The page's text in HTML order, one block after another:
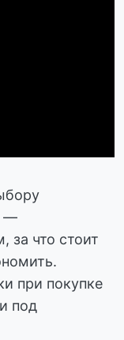
—
за что стоит
при покупке
под